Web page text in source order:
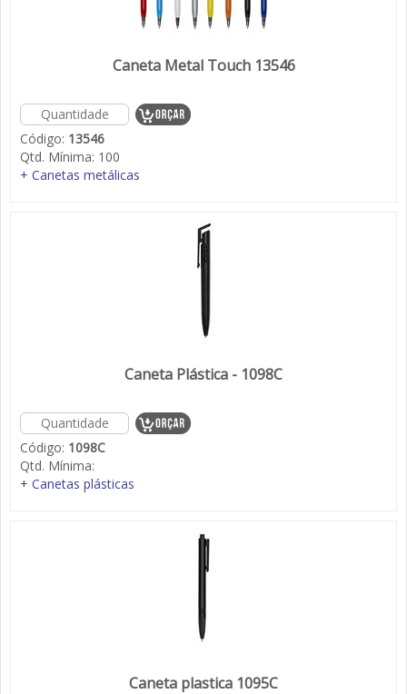
Caneta Metal Touch 13546
Código: 13546
Qtd. Mínima: 100
+ Canetas metálicas
Caneta Plástica - 1098C
Código: 1098C
Qtd. Mínima:
+ Canetas plásticas
Caneta plastica 1095C